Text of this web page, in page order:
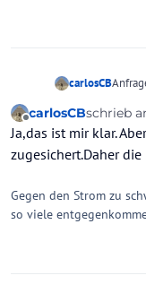
carlosCB
Offline
carlosCBschrieb
zuletzt
Ja,das ist mir klar.
zugesichert.Daher die
Gegen den Strom zu
so viele